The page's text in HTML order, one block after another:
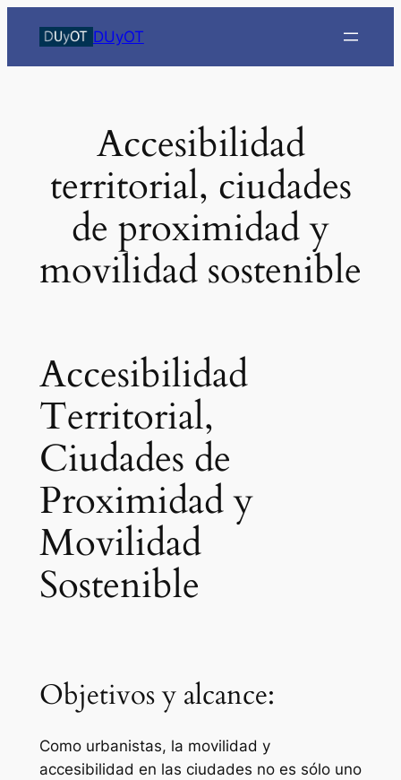
contenido
DUyOT
Accesibilidad
territorial, ciudades
de proximidad y
movilidad sostenible
Accesibilidad
Territorial,
Ciudades de
Proximidad y
Movilidad
Sostenible
Objetivos y alcance:
Como urbanistas, la movilidad y
accesibilidad en las ciudades no es sólo uno